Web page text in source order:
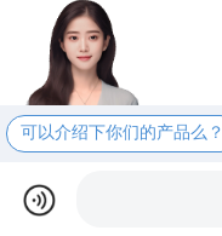
可以介绍下你们的产品么？